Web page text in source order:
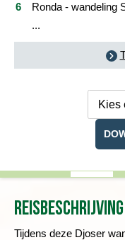
Ronda - wandeling
...
Reisbeschrijving
Tijdens deze Djoser